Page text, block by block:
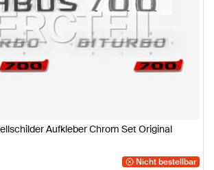
Aufkleber Chrom Set Original
Nicht bestellbar